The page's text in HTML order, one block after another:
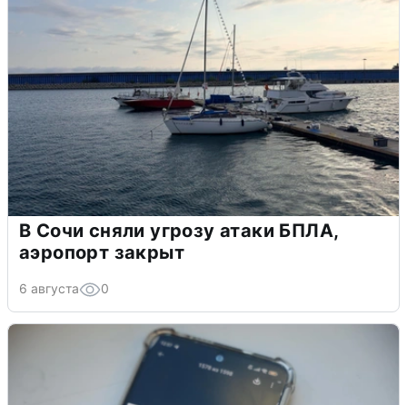
В Сочи сняли угрозу атаки БПЛА,
аэропорт закрыт
6 августа 0